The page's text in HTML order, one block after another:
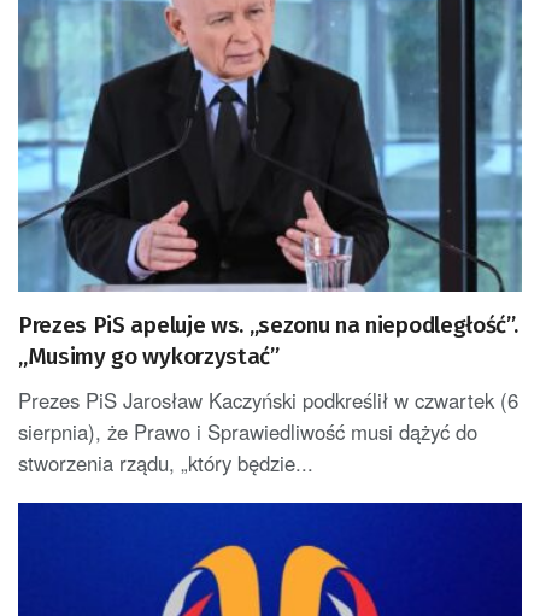
Prezes PiS apeluje ws. „sezonu na niepodległość”.
„Musimy go wykorzystać”
Prezes PiS Jarosław Kaczyński podkreślił w czwartek (6
sierpnia), że Prawo i Sprawiedliwość musi dążyć do
stworzenia rządu, „który będzie...